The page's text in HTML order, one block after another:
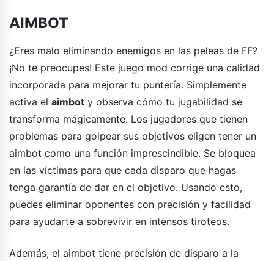
AIMBOT
¿Eres malo eliminando enemigos en las peleas de FF?
¡No te preocupes! Este juego mod corrige una calidad
incorporada para mejorar tu puntería. Simplemente
activa el aimbot y observa cómo tu jugabilidad se
transforma mágicamente. Los jugadores que tienen
problemas para golpear sus objetivos eligen tener un
aimbot como una función imprescindible. Se bloquea
en las víctimas para que cada disparo que hagas
tenga garantía de dar en el objetivo. Usando esto,
puedes eliminar oponentes con precisión y facilidad
para ayudarte a sobrevivir en intensos tiroteos.
Además, el aimbot tiene precisión de disparo a la